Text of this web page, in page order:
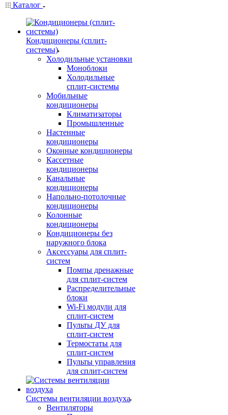
Каталог
Кондиционеры (сплит-
системы)
Холодильные установки
Моноблоки
Холодильные
сплит-системы
Мобильные
кондиционеры
Климатизаторы
Промышленные
Настенные
кондиционеры
Оконные кондиционеры
Кассетные
кондиционеры
Канальные
кондиционеры
Напольно-потолочные
кондиционеры
Колонные
кондиционеры
Кондиционеры без
наружного блока
Аксессуары для сплит-
систем
Помпы дренажные
для сплит-систем
Распределительные
блоки
Wi-Fi модули для
сплит-систем
Пульты ДУ для
сплит-систем
Термостаты для
сплит-систем
Пульты управления
для сплит-систем
Системы вентиляции воздуха
Вентиляторы